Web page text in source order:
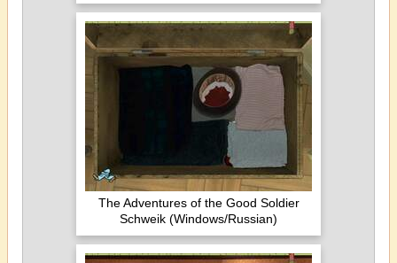
The Adventures of the Good Soldier
Schweik (Windows/Russian)